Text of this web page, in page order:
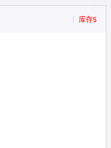
库存5